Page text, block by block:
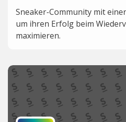
Sneaker-Community mit
um ihren Erfolg beim
maximieren.